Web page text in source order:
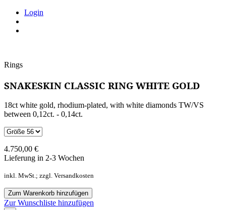
Login
Rings
SNAKESKIN CLASSIC RING WHITE GOLD
18ct white gold, rhodium-plated, with white diamonds TW/VS
between 0,12ct. - 0,14ct.
4.750,00 €
Lieferung in 2-3 Wochen
inkl. MwSt.; zzgl. Versandkosten
Zum Warenkorb hinzufügen
Zur Wunschliste hinzufügen